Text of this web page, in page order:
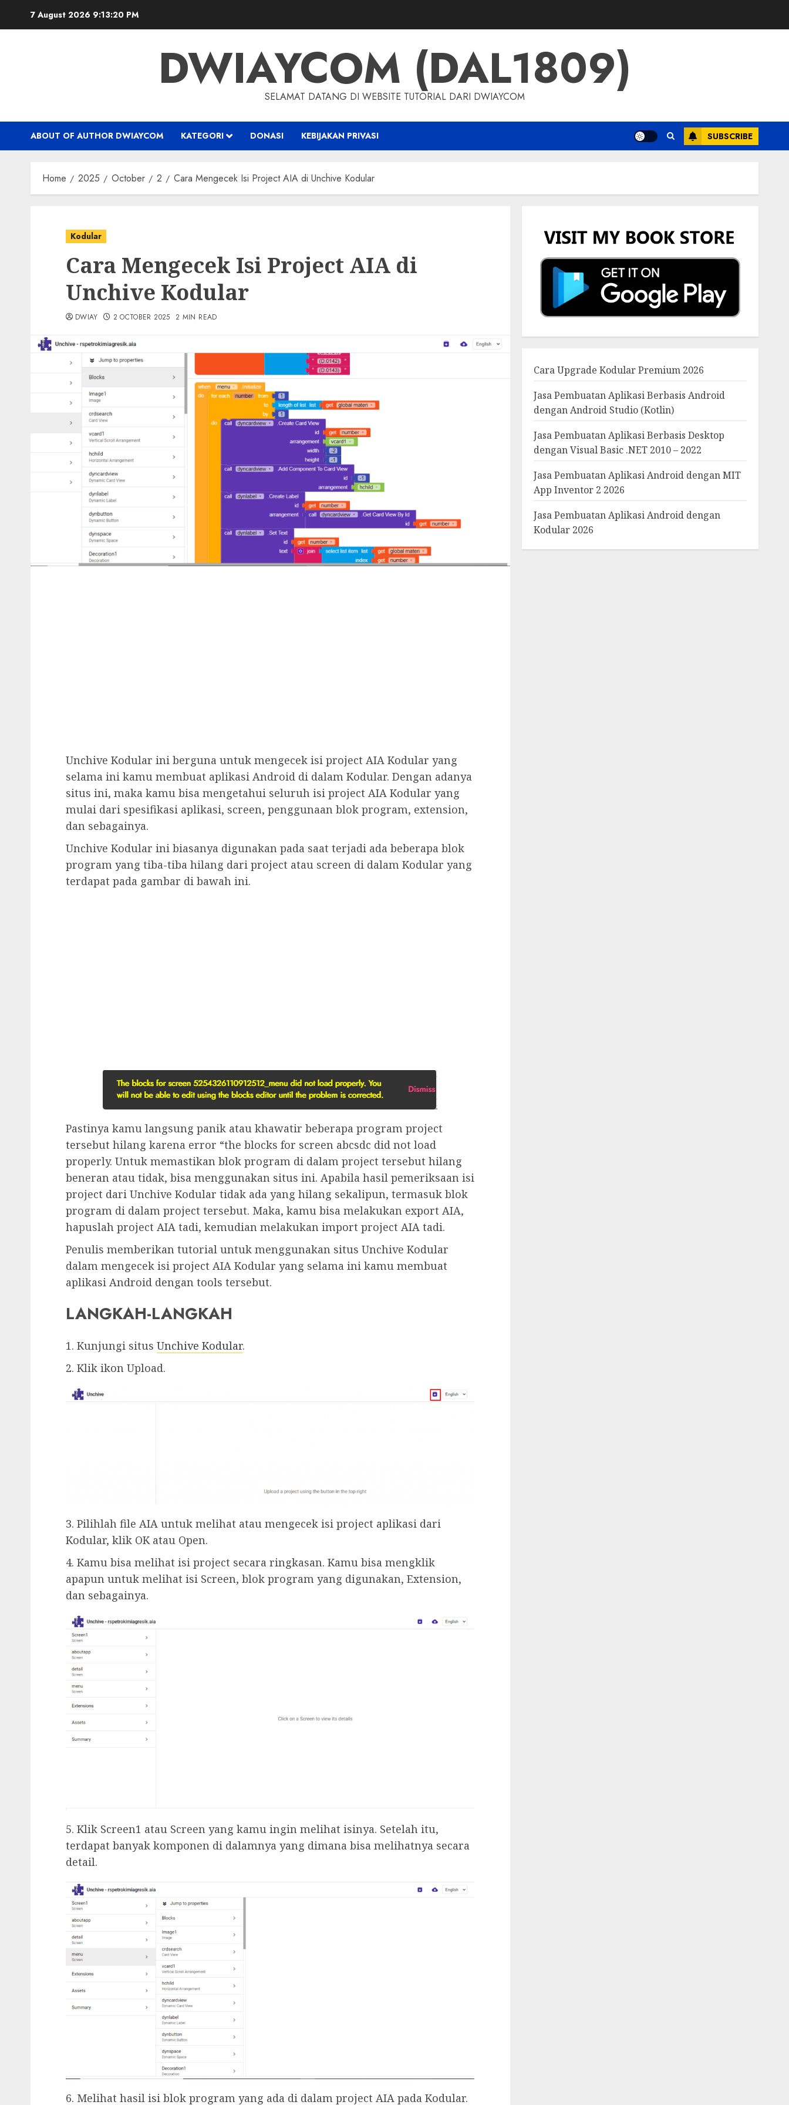
7 August 2026 9:13:21 PM
DWIAYCOM (DAL1809)
SELAMAT DATANG DI WEBSITE TUTORIAL DARI DWIAYCOM
ABOUT OF AUTHOR DWIAYCOM KATEGORI DONASI KEBIJAKAN PRIVASI SUBSCRIBE
Home 2025 October 2 Cara Mengecek Isi Project AIA di Unchive Kodular
Kodular
Cara Mengecek Isi Project AIA di
Unchive Kodular
DWIAY 2 OCTOBER 2025 2 MIN READ
Unchive Kodular ini berguna untuk mengecek isi project AIA Kodular yang
selama ini kamu membuat aplikasi Android di dalam Kodular. Dengan adanya
situs ini, maka kamu bisa mengetahui seluruh isi project AIA Kodular yang
mulai dari spesifikasi aplikasi, screen, penggunaan blok program, extension,
dan sebagainya.
Unchive Kodular ini biasanya digunakan pada saat terjadi ada beberapa blok
program yang tiba-tiba hilang dari project atau screen di dalam Kodular yang
terdapat pada gambar di bawah ini.
Pastinya kamu langsung panik atau khawatir beberapa program project
tersebut hilang karena error “the blocks for screen abcsdc did not load
properly. Untuk memastikan blok program di dalam project tersebut hilang
beneran atau tidak, bisa menggunakan situs ini. Apabila hasil pemeriksaan isi
project dari Unchive Kodular tidak ada yang hilang sekalipun, termasuk blok
program di dalam project tersebut. Maka, kamu bisa melakukan export AIA,
hapuslah project AIA tadi, kemudian melakukan import project AIA tadi.
Penulis memberikan tutorial untuk menggunakan situs Unchive Kodular
dalam mengecek isi project AIA Kodular yang selama ini kamu membuat
aplikasi Android dengan tools tersebut.
LANGKAH-LANGKAH
1. Kunjungi situs Unchive Kodular.
2. Klik ikon Upload.
3. Pilihlah file AIA untuk melihat atau mengecek isi project aplikasi dari
Kodular, klik OK atau Open.
4. Kamu bisa melihat isi project secara ringkasan. Kamu bisa mengklik
apapun untuk melihat isi Screen, blok program yang digunakan, Extension,
dan sebagainya.
5. Klik Screen1 atau Screen yang kamu ingin melihat isinya. Setelah itu,
terdapat banyak komponen di dalamnya yang dimana bisa melihatnya secara
detail.
6. Melihat hasil isi blok program yang ada di dalam project AIA pada Kodular.
Cara Upgrade Kodular Premium 2026
Jasa Pembuatan Aplikasi Berbasis Android
dengan Android Studio (Kotlin)
Jasa Pembuatan Aplikasi Berbasis Desktop
dengan Visual Basic .NET 2010 – 2022
Jasa Pembuatan Aplikasi Android dengan MIT
App Inventor 2 2026
Jasa Pembuatan Aplikasi Android dengan
Kodular 2026